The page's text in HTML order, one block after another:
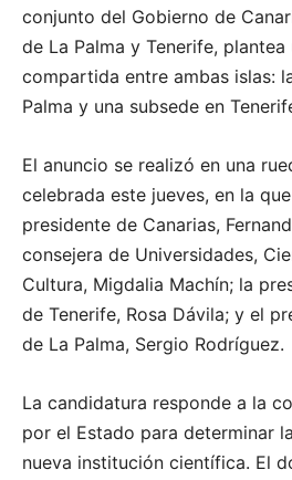
conjunto del Gobierno de
de La Palma y Tenerife,
compartida entre ambas islas:
Palma y una subsede en
El anuncio se realizó en una
celebrada este jueves, en la
presidente de Canarias,
consejera de Universidades,
Cultura, Migdalia Machín; la
de Tenerife, Rosa Dávila; y el
de La Palma, Sergio Rodríguez.
La candidatura responde a la
por el Estado para determinar
nueva institución científica. El